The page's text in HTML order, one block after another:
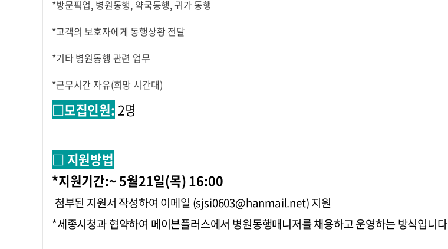
*방문픽업, 병원동행, 약국동행, 귀가 동행
*고객의 보호자에게 동행상황 전달
*기타 병원동행 관련 업무
*근무시간 자유(희망 시간대)
□모집인원: 2명
□ 지원방법
*지원기간:~ 5월21일(목) 16:00
첨부된 지원서 작성하여 이메일 (sjsi0603@hanmail.net) 지원
*세종시청과 협약하여 메이븐플러스에서 병원동행매니저를 채용하고 운영하는 방식입니다